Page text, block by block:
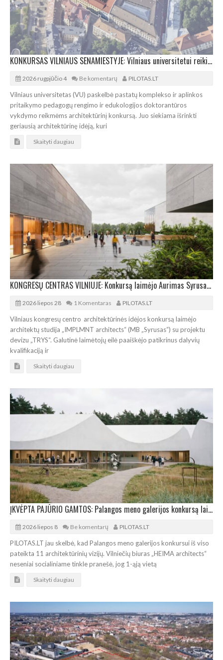
KONKURSAS VILNIAUS SENAMIESTYJE: Vilniaus universitetui reikia pedagogų rengimo centro
2026 rugpjūčio 4 Be komentarų PILOTAS.LT
Vilniaus universitetas (VU) paskelbė pastatų komplekso ir aplinkos
pritaikymo pedagogų rengimo ir edukologijos doktorantūros
vykdymo reikmėms architektūrinį konkursą. Juo siekiama išrinkti
geriausią architektūrinę idėją, kuri
Skaityti daugiau
KONGRESŲ CENTRAS VILNIUJE: Konkursą laimėjo Aurimas Syrusas su „IMPLMNT architects“
2026 liepos 28 1 Komentaras PILOTAS.LT
Vilniaus kongresų centro architektūrinės idėjos konkursą laimėjo
architektų studija „IMPLMNT architects“ (MB „Syrusas“) su projektu
devizu „TRYS“. Galutinė laimėtojų eilė paaiškėjo patikrinus dalyvių
kvalifikaciją ir
Skaityti daugiau
ĮKVĖPTA PAJŪRIO GAMTOS: Palangos meno galerijos konkursą laimėjo „HEIMA architects“
2026 liepos 8 Be komentarų PILOTAS.LT
PILOTAS.LT jau skelbė, kad Palangos meno galerijos konkursui iš viso
pateikta 11 architektūrinių vizijų. Vilniečių biuras „HEIMA architects“
neseniai socialiniame tinkle pranešė, jog 1-ąją vietą
Skaityti daugiau